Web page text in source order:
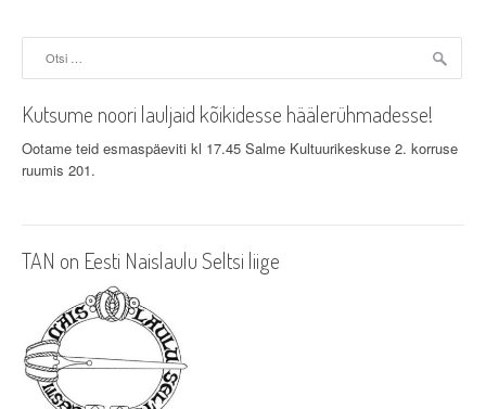
Kutsume noori lauljaid kõikidesse häälerühmadesse!
Ootame teid esmaspäeviti kl 17.45 Salme Kultuurikeskuse 2. korruse
ruumis 201.
TAN on Eesti Naislaulu Seltsi liige